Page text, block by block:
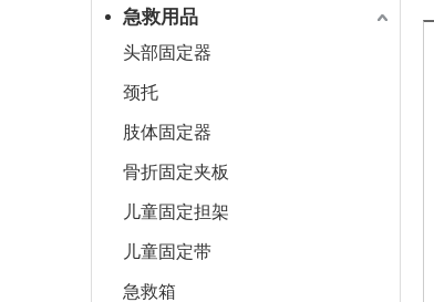
急救用品
头部固定器
颈托
肢体固定器
骨折固定夹板
儿童固定担架
儿童固定带
急救箱